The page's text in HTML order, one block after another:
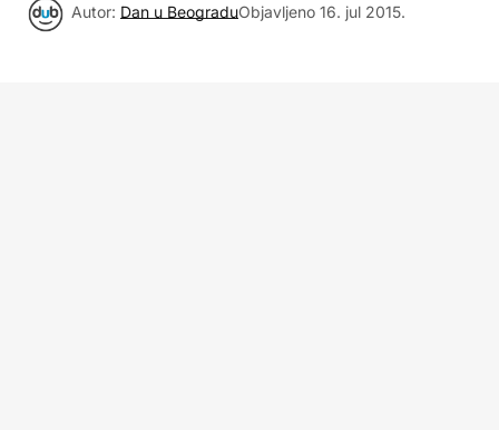
Autor: Dan u BeograduObjavljeno 16. jul 2015.